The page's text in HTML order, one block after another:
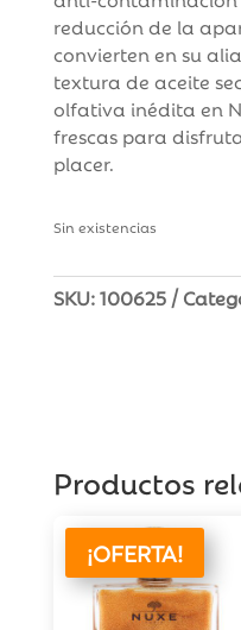
reducción de la
convierten en su
textura de aceite
olfativa inédita en
frescas para
placer.
Sin existencias
SKU:100625
Productos
¡OFERTA!